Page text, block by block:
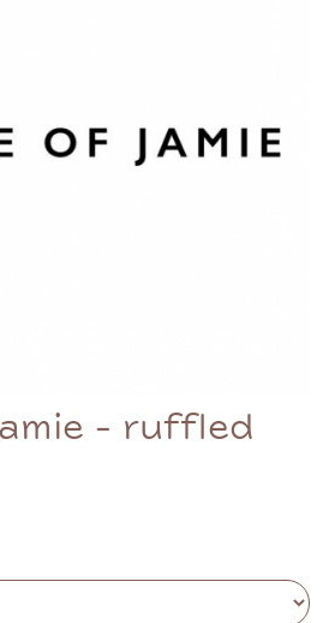
- ruffled